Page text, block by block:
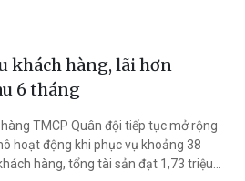
khách hàng, lãi hơn
6 tháng
hàng TMCP Quân đội tiếp tục mở rộng
hoạt động khi phục vụ khoảng 38
hàng, tổng tài sản đạt 1,73 triệu